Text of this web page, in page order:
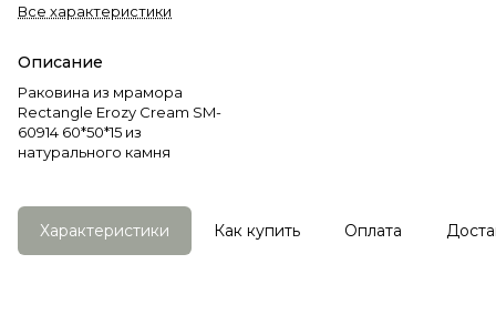
Все характеристики
Описание
Раковина из мрамора
Rectangle Erozy Cream SM-
60914 60*50*15 из
натурального камня
Характеристики Как купить Оплата